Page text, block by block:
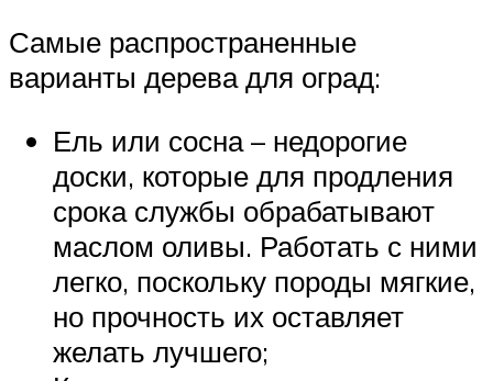
Самые распространенные
варианты дерева для оград:
Ель или сосна – недорогие
доски, которые для продления
срока службы обрабатывают
маслом оливы. Работать с ними
легко, поскольку породы мягкие,
но прочность их оставляет
желать лучшего;